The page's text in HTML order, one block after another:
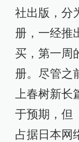
社出版，分
册，一经推
买，第一周
册。尽管之
上春树新
于预期，但
占据日本网